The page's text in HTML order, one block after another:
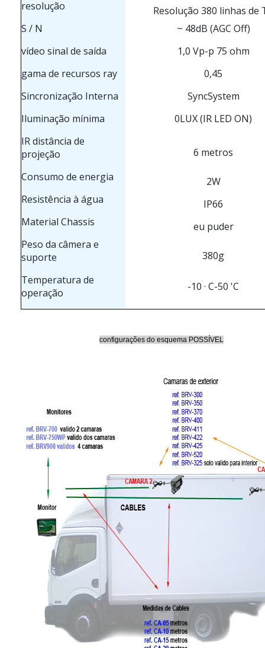
resolução
Resolução 380 linhas de
S / N
~ 48dB (AGC Off)
vídeo sinal de saída
1,0 Vp-p 75 ohm
gama de recursos ray
0,45
Sincronização Interna
SyncSystem
Iluminação mínima
0LUX (IR LED ON)
IR distância de
projeção
6 metros
Consumo de energia
2W
Resistência à água
IP66
Material Chassis
eu puder
Peso da câmera e
suporte
380g
Temperatura de
operação
-10 · C-50 'C
configurações do esquema POSSÍVEL